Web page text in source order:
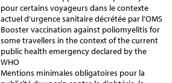
pour certains voyageurs dans le contexte
actuel d’urgence sanitaire décrétée par l’OMS
Booster vaccination against poliomyelitis for
some travellers in the context of the current
public health emergency declared by the
WHO
Mentions minimales obligatoires pour la